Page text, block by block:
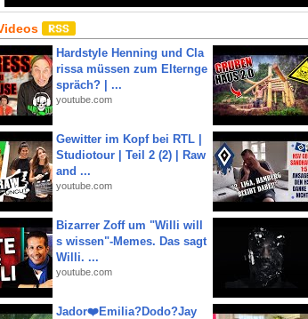
Hardstyle Henning und Cla
rissa müssen zum Elternge
spräch? | ...
youtube.com
Gewitter im Kopf bei RTL |
Studiotour | Teil 2 (2) | Raw
and ...
youtube.com
Bizarrer Zoff um "Willi will
s wissen"-Memes. Das sagt
Willi. ...
youtube.com
Jador❤️Emilia?Dodo?Jay